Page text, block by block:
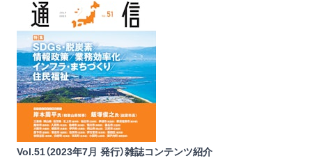
Vol.51（2023年7月 発行）雑誌コンテンツ紹介